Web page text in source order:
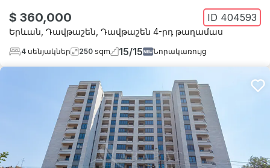
$ 360,000 ID 404593
Երևան Դավթաշեն Դավթաշեն 4-րդ թաղամաս
4 սենյակներ 250 sqm 15/15 Նորակառույց